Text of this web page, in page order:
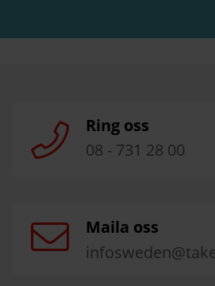
Ring oss
08 - 731 28 00
Maila oss